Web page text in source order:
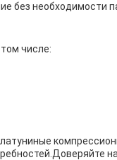
без необходимости
числе: